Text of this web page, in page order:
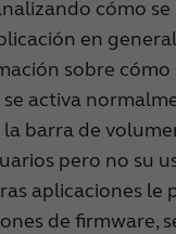
cómo se
en
sobre cómo
activa
la barra de
pero no su
aplicaciones le
de firmware,